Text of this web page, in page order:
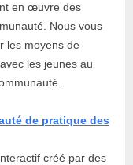
en œuvre des
Nous vous
les moyens de
les jeunes au
de pratique des
créé par des